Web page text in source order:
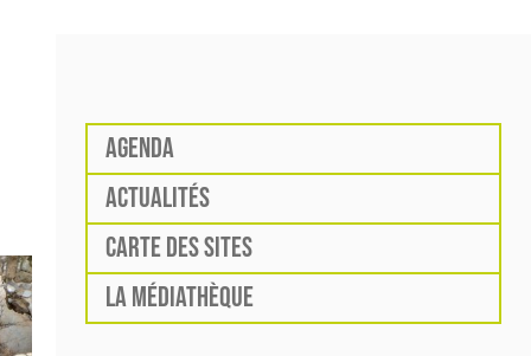
AGENDA
ACTUALITÉS
CARTE DES SITES
LA MÉDIATHÈQUE